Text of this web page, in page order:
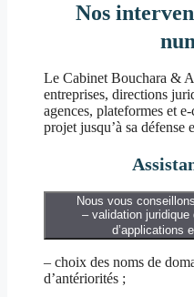
Nos
Le Cabinet Bouchara &
entreprises, directions
agences, plateformes et
projet jusqu’à sa défense
Nous vous
– validation
d’applications
– choix des noms de
d’antériorités ;